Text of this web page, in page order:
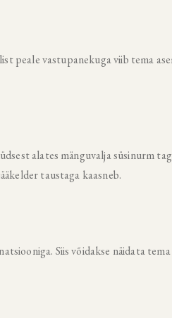
peale vastupanekuga viib tema
alates mänguvalja süsinurm
taustaga kaasneb.
Siis võidakse näidata